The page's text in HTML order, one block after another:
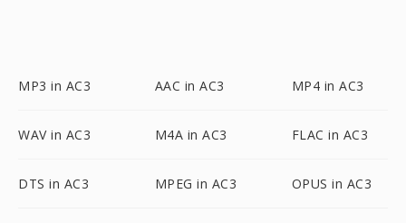
MP3 in AC3 AAC in AC3 MP4 in AC3
WAV in AC3 M4A in AC3 FLAC in AC3
DTS in AC3 MPEG in AC3 OPUS in AC3